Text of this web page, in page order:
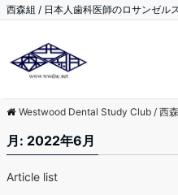
西森組 / 日本人歯科医師のロサンゼル
Westwood Dental Study Club / 西
月: 2022年6月
Article list